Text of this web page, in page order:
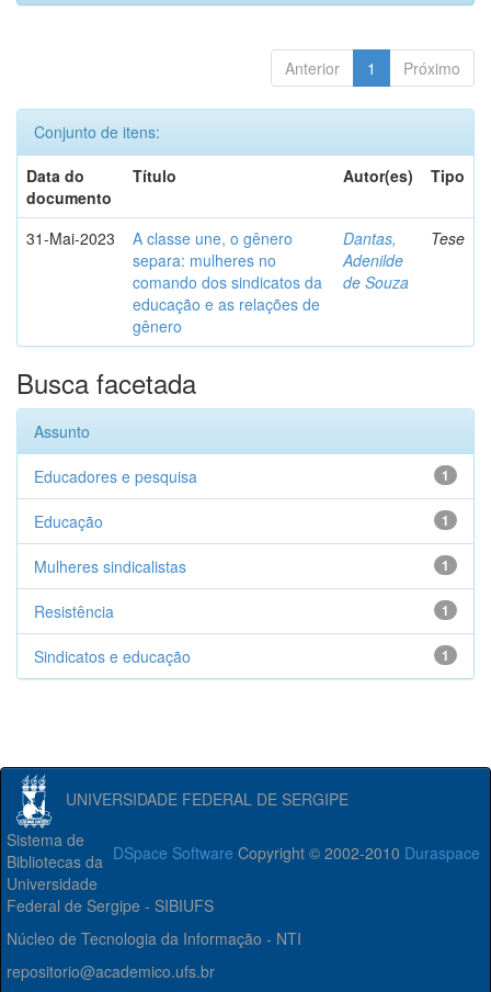
Anterior 1 Próximo
Conjunto de itens:
Data do
documento
Título Autor(es) Tipo
31-Mai-2023
A classe une, o gênero
separa: mulheres no
comando dos sindicatos da
educação e as relações de
gênero
Dantas,
Adenilde
de Souza
Tese
Busca facetada
Assunto
1
Educadores e pesquisa
1
Educação
1
Mulheres sindicalistas
1
Resistência
1
Sindicatos e educação
UNIVERSIDADE FEDERAL DE SERGIPE
DSpace Software Copyright © 2002-2010 Duraspace
Sistema de
Bibliotecas da
Universidade
Federal de Sergipe - SIBIUFS
Núcleo de Tecnologia da Informação - NTI
repositorio@academico.ufs.br